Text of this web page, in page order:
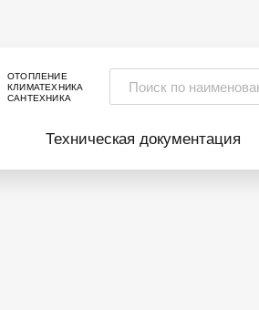
ОТОПЛЕНИЕ
КЛИМАТЕХНИКА
САНТЕХНИКА
Техническая документация